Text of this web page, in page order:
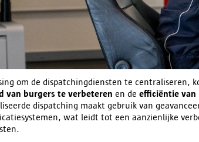
om de dispatchingdiensten te centraliseren,
van burgers te verbeteren en de efficiëntie
dispatching maakt gebruik van
wat leidt tot een aanzienlijke